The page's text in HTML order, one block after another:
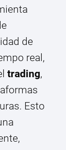
de
real,
trading,
Esto